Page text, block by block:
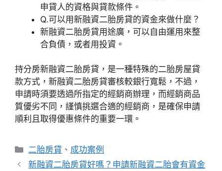
申貸人的資格與貸款條件。
Q.可以用新融資二胎房貸的資金來做什麼？
新融資二胎房貸用途廣，可以自由運用來整
合負債，或者用投資。
持分房新融資二胎房貸，是一種特殊的二胎房屋貸
款方式，新融資二胎房貸審核較銀行寬鬆，不過，
申請時須要透過所指定的經銷商辦理，而經銷商品
質優劣不同，謹慎挑選合適的經銷商，是確保申請
順利且取得優惠條件的重要一環。
分
類
二胎房貸 、 成功案例
新融資二胎房貸好嗎？申請新融資二胎會有資金